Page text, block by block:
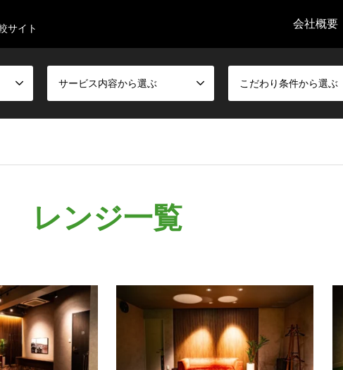
サイト 会社概要
サービス内容から選ぶ こだわり条件から選ぶ
レンジ一覧